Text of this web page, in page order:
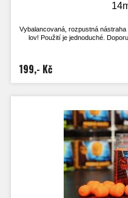
Vybalancovaná, rozpustná
lov! Použití je jednoduché.
Výdrž ve vodě je přibližně 2h. Je
chladné vodě a při nezájmu ryb je
Nástrahu lze použít i opakovaně,
na jednu
Tato nástraha se určitě stane
chtějí opravdu zachytat a nemají
doposud používal
- Pracuje i v
- Pracuje téměř
- Nepostradatelná
- Široké spektrum příchutí, z
-
199,- Kč